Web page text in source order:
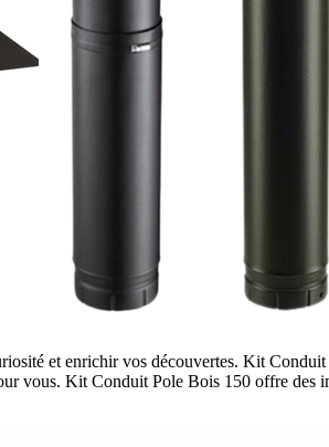
et enrichir vos découvertes. Kit
vous. Kit Conduit Pole Bois 150 offre